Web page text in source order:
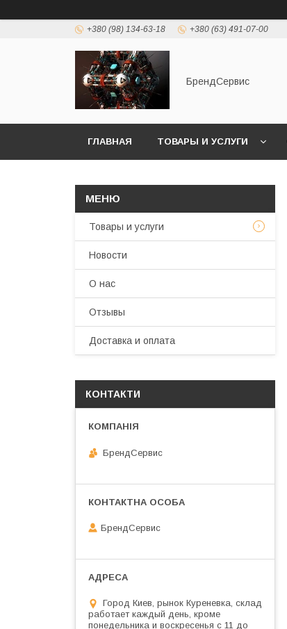
+380 (98) 134-63-18 +380 (63) 491-07-00
БрендСервис
ГЛАВНАЯ ТОВАРЫ И УСЛУГИ
Товары и услуги
Новости
О нас
Отзывы
Доставка и оплата
КОНТАКТИ
БрендСервис
БрендСервис
Город Киев, рынок Куреневка, склад
работает каждый день, кроме
понедельника и воскресенья с 11 до